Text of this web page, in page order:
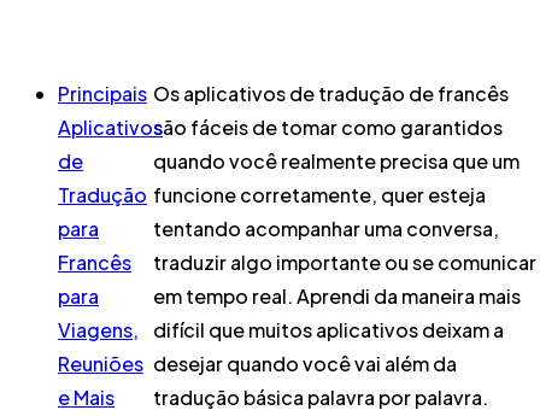
Principais
Aplicativos
de
Tradução
para
Francês
para
Viagens,
Reuniões
e Mais
Os aplicativos de tradução de francês
são fáceis de tomar como garantidos
quando você realmente precisa que um
funcione corretamente, quer esteja
tentando acompanhar uma conversa,
traduzir algo importante ou se comunicar
em tempo real. Aprendi da maneira mais
difícil que muitos aplicativos deixam a
desejar quando você vai além da
tradução básica palavra por palavra.